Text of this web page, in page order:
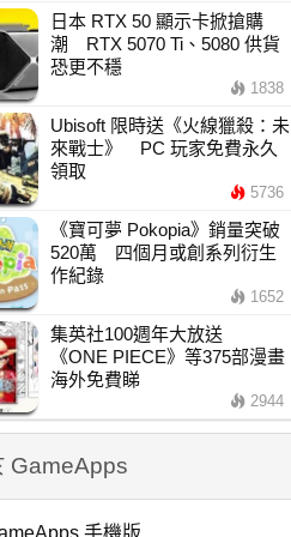
日本 RTX 50 顯示卡掀搶購
潮 RTX 5070 Ti、5080 供貨
恐更不穩
1838
Ubisoft 限時送《火線獵殺：未
來戰士》 PC 玩家免費永久
領取
5736
《寶可夢 Pokopia》銷量突破
520萬 四個月或創系列衍生
作紀錄
1652
集英社100週年大放送
《ONE PIECE》等375部漫畫
海外免費睇
2944
GameApps
手機版